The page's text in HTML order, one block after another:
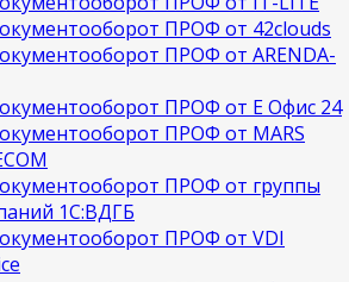
ПРОФ от 42clouds
ПРОФ от ARENDA-
ПРОФ от Е Офис 24
ПРОФ от MARS
ПРОФ от группы
1С:ВДГБ
ПРОФ от VDI